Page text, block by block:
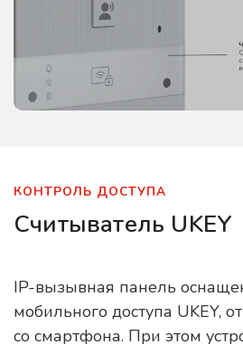
КОНТРОЛЬ ДОСТУПА
Считыватель UKEY
IP-вызывная панель
мобильного доступа UKEY,
со смартфона. При этом